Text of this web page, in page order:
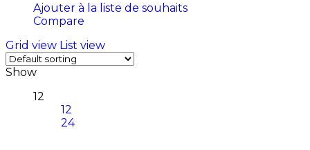
Ajouter à la liste de souhaits
Compare
Grid view List view
Show
12
12
24